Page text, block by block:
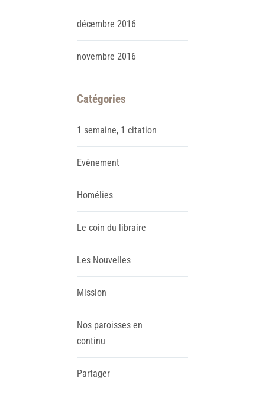
décembre 2016
novembre 2016
Catégories
1 semaine, 1 citation
Evènement
Homélies
Le coin du libraire
Les Nouvelles
Mission
Nos paroisses en
continu
Partager